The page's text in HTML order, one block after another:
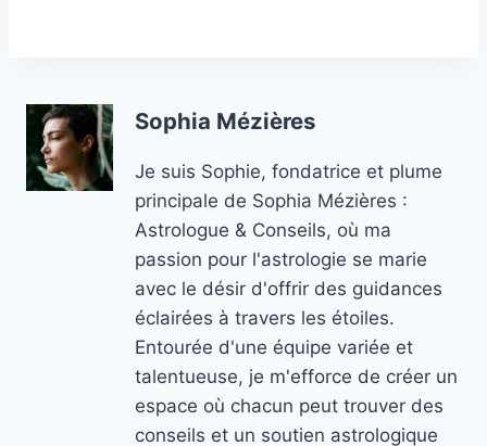
Sophia Mézières
Je suis Sophie, fondatrice et plume
principale de Sophia Mézières :
Astrologue & Conseils, où ma
passion pour l'astrologie se marie
avec le désir d'offrir des guidances
éclairées à travers les étoiles.
Entourée d'une équipe variée et
talentueuse, je m'efforce de créer un
espace où chacun peut trouver des
conseils et un soutien astrologique